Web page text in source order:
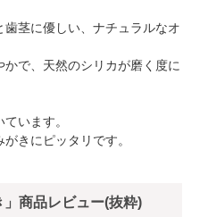
茎に優しい、ナチュラルなオ
で、天然のシリカが磨く度に
います。
きにピッタリです。
」商品レビュー(抜粋)